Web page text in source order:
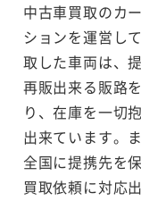
中古車買取のカ
ションを運営し
取した車両は、
再販出来る販路
り、在庫を一切
出来ています。
全国に提携先を
買取依頼に対応